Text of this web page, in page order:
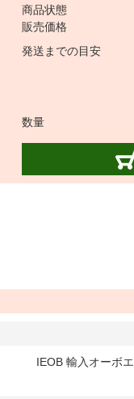
商品状態
販売価格
発送までの目安
数量
IEOB 輸入オーボ